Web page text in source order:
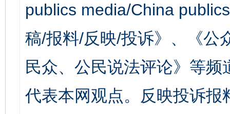
publics media/China
稿/报料/反映/投诉》、《公
民众、公民说法评论》等
代表本网观点。反映投诉